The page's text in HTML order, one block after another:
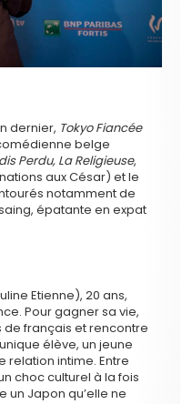
dernier, Tokyo Fiancée
belge
Perdu, La Religieuse,
aux César) et le
notamment de
épatante en expat
Etienne), 20 ans,
Pour gagner sa vie,
français et rencontre
élève, un jeune
relation intime. Entre
choc culturel à la fois
un Japon qu’elle ne